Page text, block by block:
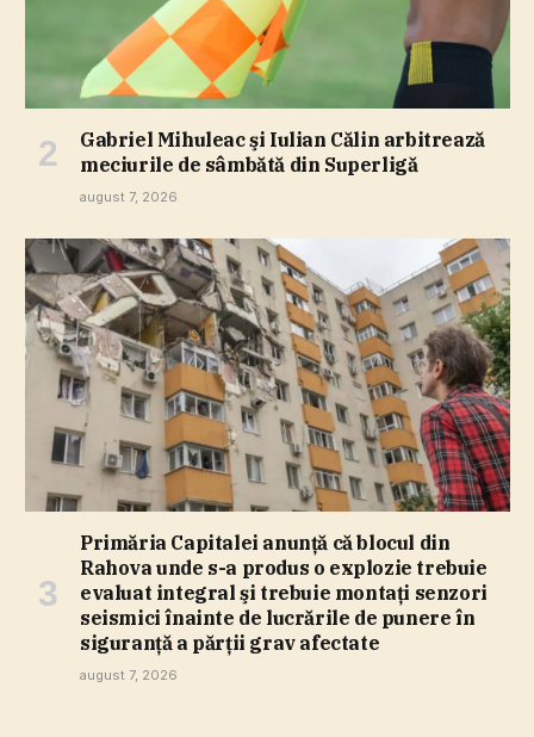
Gabriel Mihuleac şi Iulian Călin arbitrează
meciurile de sâmbătă din Superligă
august 7, 2026
Primăria Capitalei anunţă că blocul din
Rahova unde s-a produs o explozie trebuie
evaluat integral şi trebuie montaţi senzori
seismici înainte de lucrările de punere în
siguranţă a părţii grav afectate
august 7, 2026